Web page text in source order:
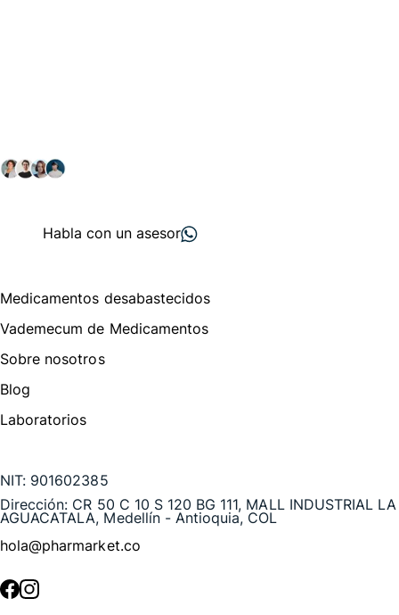
Habla con un asesor
Medicamentos desabastecidos
Vademecum de Medicamentos
Sobre nosotros
Blog
Laboratorios
NIT: 901602385
Dirección: CR 50 C 10 S 120 BG 111, MALL INDUSTRIAL LA
AGUACATALA, Medellín - Antioquia, COL
hola@pharmarket.co